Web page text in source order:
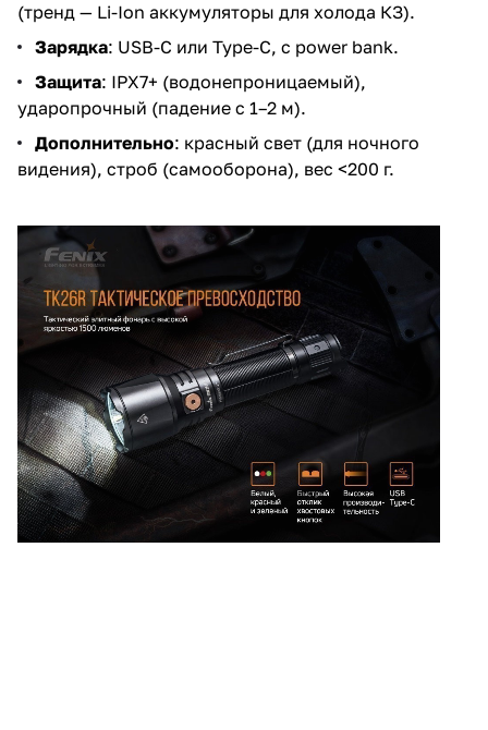
(тренд — Li-Ion аккумуляторы для холода КЗ).
Зарядка: USB-C или Type-C, с power bank.
Защита: IPX7+ (водонепроницаемый),
ударопрочный (падение с 1–2 м).
Дополнительно: красный свет (для ночного
видения), строб (самооборона), вес <200 г.